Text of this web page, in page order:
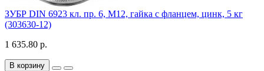
ЗУБР DIN 6923 кл. пр. 6, M12, гайка с фланцем, цинк, 5 кг
(303630-12)
1 635.80 р.
В корзину